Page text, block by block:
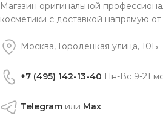
Магазин оригинальной
косметики с доставкой напрямую
Москва, Городецкая улица, 10Б
+7 (495) 142-13-40 Пн-Вс 9-21
Telegram или Max